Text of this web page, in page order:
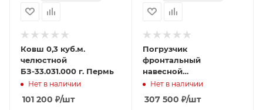
Ковш 0,3 куб.м.
челюстной
БЗ-33.031.000 г. Пермь
Нет в наличии
101 200 ₽/шт
Погрузчик
фронтальный
навесной
Универсал-400 (с БРС
тр., с БРС РО, 3-секц/
джойст.) МТЗ-320
Нет в наличии
307 500 ₽/шт